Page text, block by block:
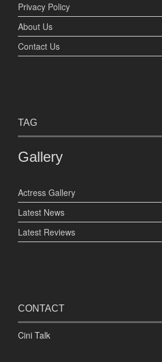
Privacy Policy
About Us
Contact Us
TAG
Gallery
Actress Gallery
Latest News
Latest Reviews
CONTACT
Cini Talk